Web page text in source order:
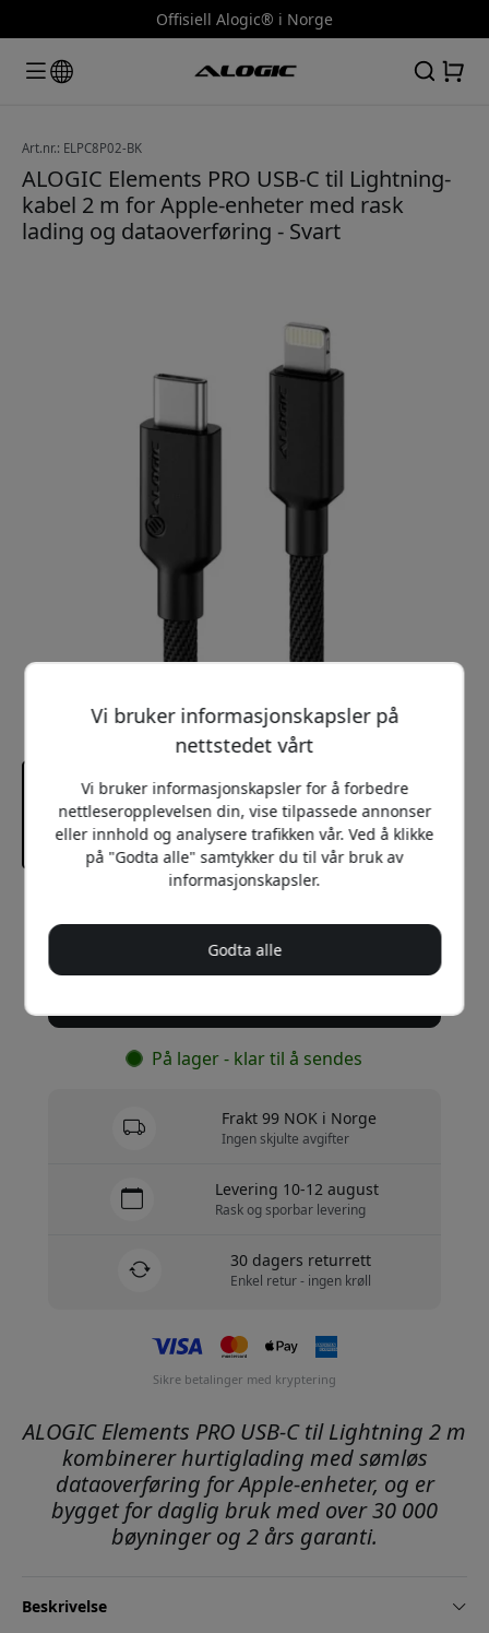
Offisiell Alogic® i Norge
Art.nr.: ELPC8P02-BK
ALOGIC Elements PRO USB-C til Lightning-
kabel 2 m for Apple-enheter med rask
lading og dataoverføring - Svart
299 NOK
På lager - klar til å sendes
Frakt 99 NOK i Norge
Ingen skjulte avgifter
Levering 10-12 august
Rask og sporbar levering
30 dagers returrett
Enkel retur - ingen krøll
Sikre betalinger med kryptering
ALOGIC Elements PRO USB-C til Lightning 2 m
kombinerer hurtiglading med sømløs
dataoverføring for Apple-enheter, og er
bygget for daglig bruk med over 30 000
bøyninger og 2 års garanti.
Beskrivelse
Vi bruker informasjonskapsler på
nettstedet vårt
Vi bruker informasjonskapsler for å forbedre
nettleseropplevelsen din, vise tilpassede annonser
eller innhold og analysere trafikken vår. Ved å klikke
på "Godta alle" samtykker du til vår bruk av
informasjonskapsler.
Godta alle